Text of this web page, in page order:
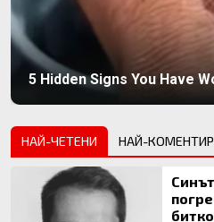
5 Hidden Signs You Have
НАЙ-ЧЕТЕНИ НАЙ-